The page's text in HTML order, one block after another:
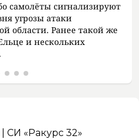
самолёты сигнализируют
угрозы атаки
области. Ранее такой же
и нескольких
СИ «Ракурс 32»